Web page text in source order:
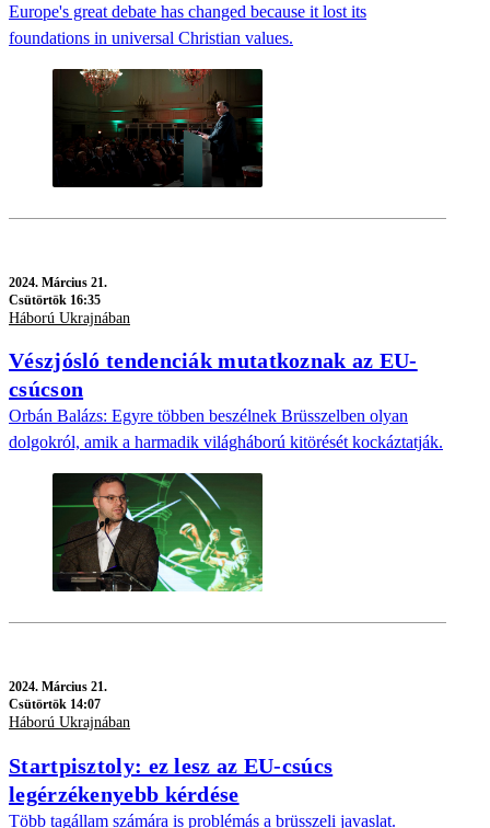
Europe's great debate has changed because it lost its
foundations in universal Christian values.
2024. Március 21.
Csütörtök 16:35
Háború Ukrajnában
Vészjósló tendenciák mutatkoznak az EU-
csúcson
Orbán Balázs: Egyre többen beszélnek Brüsszelben olyan
dolgokról, amik a harmadik világháború kitörését kockáztatják.
2024. Március 21.
Csütörtök 14:07
Háború Ukrajnában
Startpisztoly: ez lesz az EU-csúcs
legérzékenyebb kérdése
Több tagállam számára is problémás a brüsszeli javaslat.